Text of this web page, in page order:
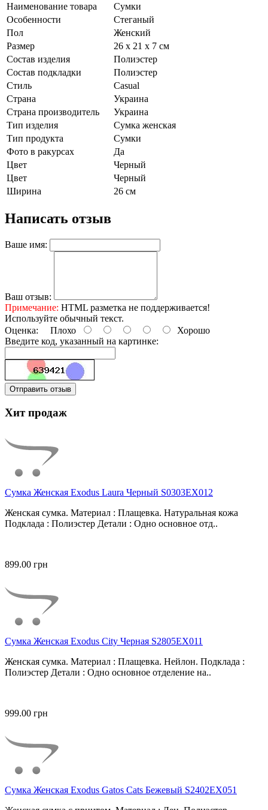
Наименование товара
Сумки
Особенности
Стеганый
Пол
Женский
Размер
26 x 21 x 7 см
Состав изделия
Полиэстер
Состав подкладки
Полиэстер
Стиль
Casual
Страна
Украина
Страна производитель
Украина
Тип изделия
Сумка женская
Тип продукта
Сумки
Фото в ракурсах
Да
Цвет
Черный
Цвет
Черный
Ширина
26 см
Написать отзыв
Ваше имя:
Ваш отзыв:
Примечание: HTML разметка не поддерживается!
Используйте обычный текст.
Оценка: Плохо
Хорошо
Введите код, указанный на картинке:
Отправить отзыв
Хит продаж
Сумка Женская Exodus Laura Черный S0303EX012
Женская сумка. Материал : Плащевка. Натуральная кожа
Подклада : Полиэстер Детали : Одно основное отд..
899.00 грн
Сумка Женская Exodus City Черная S2805EX011
Женская сумка. Материал : Плащевка. Нейлон. Подклада :
Полиэстер Детали : Одно основное отделение на..
999.00 грн
Сумка Женская Exodus Gatos Cats Бежевый S2402EX051